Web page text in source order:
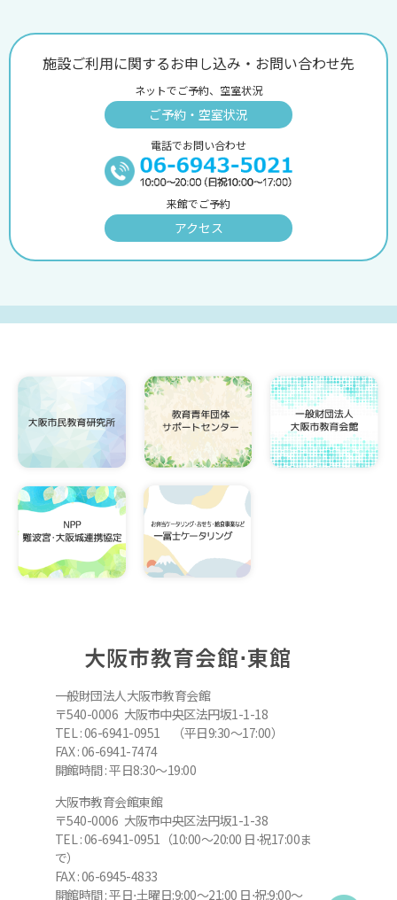
施設ご利用に関するお申し込み・お問い合わせ先
ネットでご予約、空室状況
ご予約・空室状況
電話でお問い合わせ
来館でご予約
アクセス
大阪市教育会館⋅東館
一般財団法人大阪市教育会館
〒540-0006 大阪市中央区法円坂1-1-18
TEL : 06-6941-0951 （平日9:30～17:00）
FAX : 06-6941-7474
開館時間 : 平日8:30～19:00
大阪市教育会館東館
〒540-0006 大阪市中央区法円坂1-1-38
TEL : 06-6941-0951（10:00～20:00 日⋅祝17:00ま
で）
FAX : 06-6945-4833
開館時間 : 平日⋅土曜日:9:00～21:00 日⋅祝:9:00～